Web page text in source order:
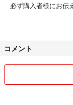
必ず購入者様にお伝
も受け付けます。
以下の点、気にな
いします＾＾
コメント